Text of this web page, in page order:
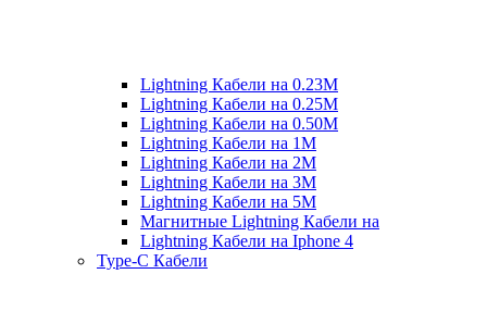
Lightning Кабели на 0.23М
Lightning Кабели на 0.25М
Lightning Кабели на 0.50М
Lightning Кабели на 1М
Lightning Кабели на 2М
Lightning Кабели на 3М
Lightning Кабели на 5М
Магнитные Lightning Кабели на
Lightning Кабели на Iphone 4
Type-C Кабели